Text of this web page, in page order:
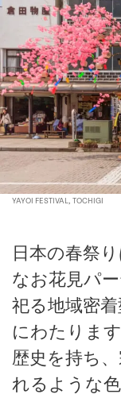
YAYOI FESTIVAL, TOCHIGI
日本の春祭
なお花見パ
祀る地域密
にわたりま
歴史を持ち
れるような